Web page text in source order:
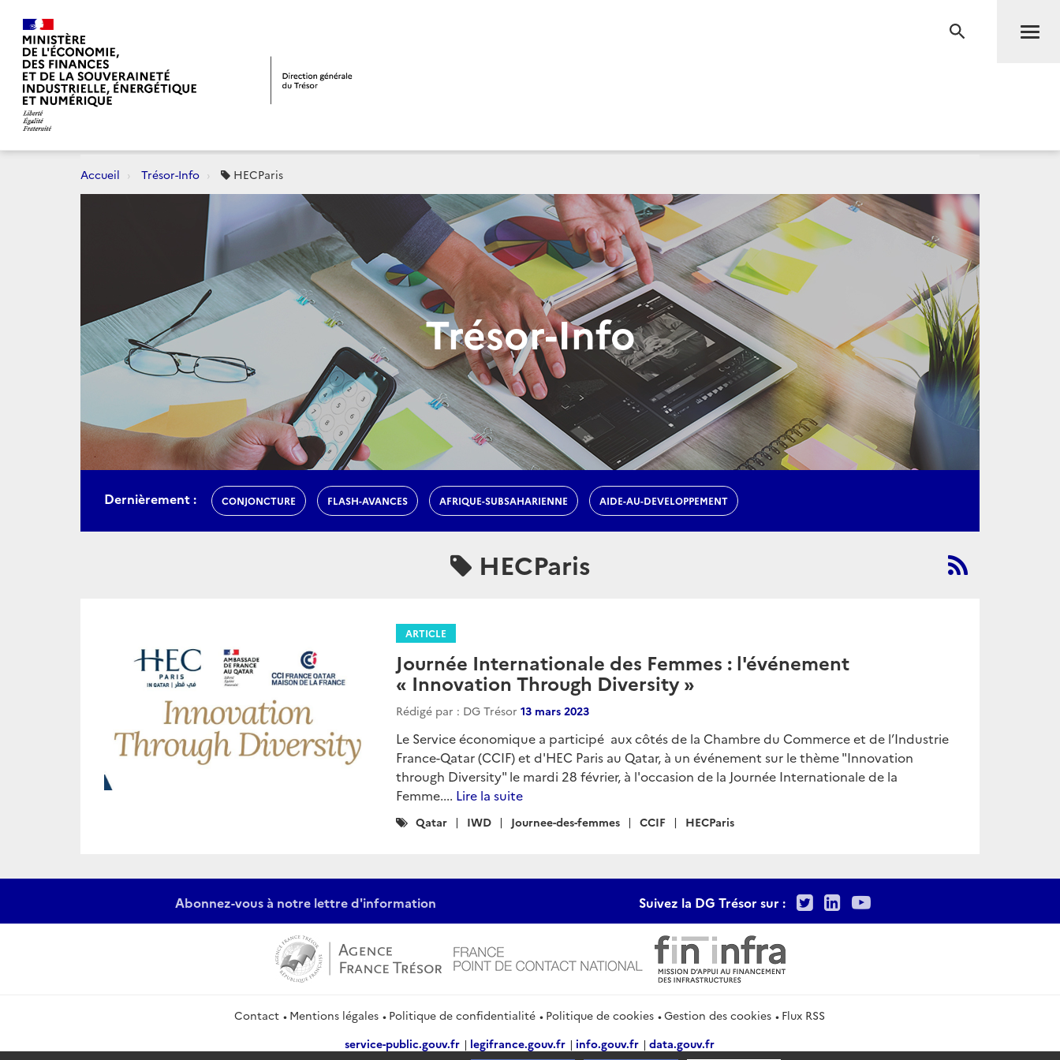
RECHERCHE
Accueil Trésor-Info HECParis
Trésor-Info
Dernièrement : CONJONCTURE FLASH-AVANCES AFRIQUE-SUBSAHARIENNE AIDE-AU-DEVELOPPEMENT
HECParis
ARTICLE
Journée Internationale des Femmes : l'événement
« Innovation Through Diversity »
Rédigé par : DG Trésor 13 mars 2023
Le Service économique a participé aux côtés de la Chambre du Commerce et de l’Industrie
France-Qatar (CCIF) et d'HEC Paris au Qatar, à un événement sur le thème "Innovation
through Diversity" le mardi 28 février, à l'occasion de la Journée Internationale de la
Femme.... Lire la suite
Catégories
Qatar IWD Journee-des-femmes CCIF HECParis
Abonnez-vous à notre lettre d'information Suivez la DG Trésor sur : TwitterLinkedIn
Youtube
Contact Mentions légales Politique de confidentialité Politique de cookies Gestion des cookies
Flux RSS
service-public.gouv.fr
legifrance.gouv.fr info.gouv.fr data.gouv.fr